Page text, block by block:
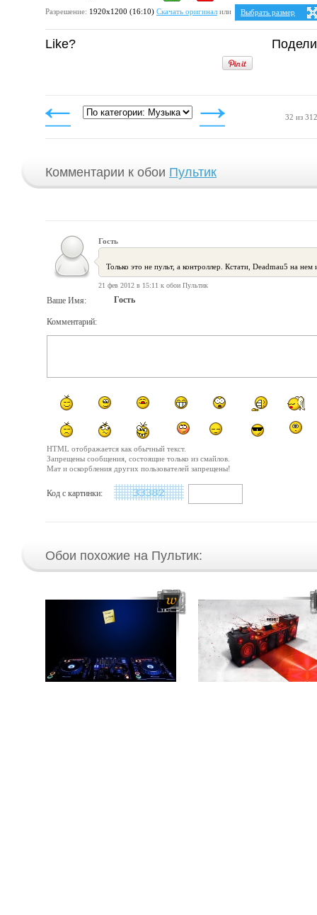
Разрешение: 1920х1200 (16:10) Скачать оригиналили
Выбрать размер
Ваше разрешение:Не
1280x1024
1400x1050
1600x1200
Like?
32 из
Комментарии к обои Пультик
Гость
Только это не пульт, а контроллер. Кстати, Deadmau5 на нем
21 фев 2012 в 15:11 к обои Пультик
Ваше Имя: Гость
Комментарий:
HTML отображается как обычный текст.
Запрещены сообщения, состоящие только из смайлов.
Мат и оскорбления других пользователей запрещены!
Код с картинки:
Обои похожие на Пультик: